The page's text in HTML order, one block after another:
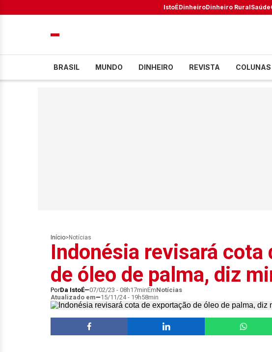
IstoÉDinheiroDinheiro RuralSaúde
BRASIL MUNDO DINHEIRO REVISTA COLUNAS
Início> Notícias
Indonésia revisará cota
de óleo de palma, diz
PorDa IstoÉ 07/02/23 - 08h17minEmNotícias
Atualizado em
15/11/24 - 19h58min